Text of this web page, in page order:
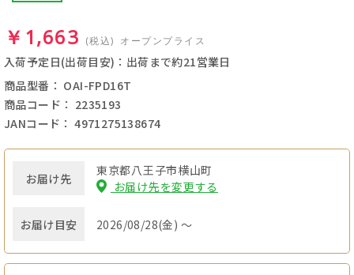
￥1,663 (税込) オープンプライス
入荷予定日(出荷目安)：出荷まで約21営業日
商品型番： OAI-FPD16T
商品コード： 2235193
JANコード： 4971275138674
お届け先
東京都八王子市横山町
お届け先を変更する
お届け目安 2026/08/28(金) ～